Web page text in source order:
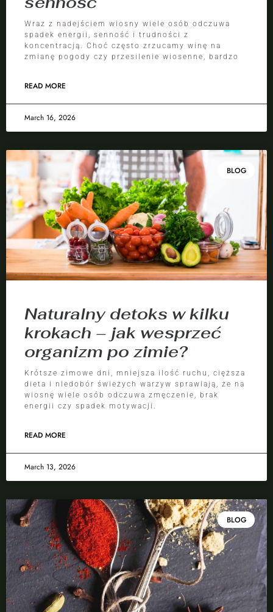
Wraz z nadejściem wiosny wiele osób odczuwa
spadek energii, senność i trudności z
koncentracją. Choć często zrzucamy winę na
zmianę pogody czy przesilenie wiosenne, bardzo
READ MORE
March 16, 2026
BLOG
Naturalny detoks w kilku
krokach – jak wesprzeć
organizm po zimie?
Krótsze zimowe dni, mniejsza ilość ruchu, cięższa
dieta i niedobór świeżych warzyw sprawiają, że na
wiosnę wiele osób odczuwa zmęczenie, brak
energii czy spadek motywacji.
READ MORE
March 13, 2026
BLOG